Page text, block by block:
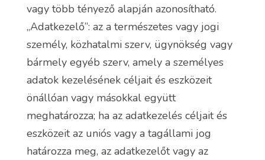
vagy több tényező alapján azonosítható.
„Adatkezelő”: az a természetes vagy jogi
személy, közhatalmi szerv, ügynökség vagy
bármely egyéb szerv, amely a személyes
adatok kezelésének céljait és eszközeit
önállóan vagy másokkal együtt
meghatározza; ha az adatkezelés céljait és
eszközeit az uniós vagy a tagállami jog
határozza meg, az adatkezelőt vagy az